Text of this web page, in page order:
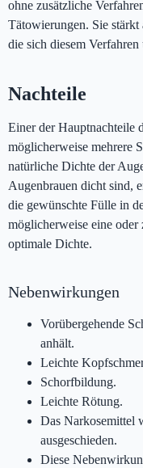
ohne zusätzliche
Tätowierungen. Sie stärkt
die sich diesem Verfahren
Nachteile
Einer der Hauptnachteile
möglicherweise mehrere
natürliche Dichte der
Augenbrauen dicht sind,
die gewünschte Fülle in
möglicherweise eine
optimale Dichte.
Nebenwirkungen
Vorübergehende
anhält.
Leichte
Schorfbildung.
Leichte Rötung.
Das Narkosemittel
ausgeschieden.
Diese